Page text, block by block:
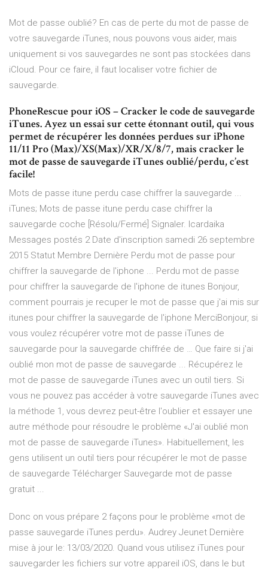
Mot de passe oublié? En cas de perte du mot de passe de
votre sauvegarde iTunes, nous pouvons vous aider, mais
uniquement si vos sauvegardes ne sont pas stockées dans
iCloud. Pour ce faire, il faut localiser votre fichier de
sauvegarde.
PhoneRescue pour iOS – Cracker le code de sauvegarde
iTunes. Ayez un essai sur cette étonnant outil, qui vous
permet de récupérer les données perdues sur iPhone
11/11 Pro (Max)/XS(Max)/XR/X/8/7, mais cracker le
mot de passe de sauvegarde iTunes oublié/perdu, c’est
facile!
Mots de passe itune perdu case chiffrer la sauvegarde ...
iTunes; Mots de passe itune perdu case chiffrer la
sauvegarde coche [Résolu/Fermé] Signaler. Icardaika
Messages postés 2 Date d'inscription samedi 26 septembre
2015 Statut Membre Dernière Perdu mot de passe pour
chiffrer la sauvegarde de l'iphone ... Perdu mot de passe
pour chiffrer la sauvegarde de l'iphone de itunes Bonjour,
comment pourrais je recuper le mot de passe que j'ai mis sur
itunes pour chiffrer la sauvegarde de l'iphone MerciBonjour, si
vous voulez récupérer votre mot de passe iTunes de
sauvegarde pour la sauvegarde chiffrée de … Que faire si j'ai
oublié mon mot de passe de sauvegarde ... Récupérez le
mot de passe de sauvegarde iTunes avec un outil tiers. Si
vous ne pouvez pas accéder à votre sauvegarde iTunes avec
la méthode 1, vous devrez peut-être l'oublier et essayer une
autre méthode pour résoudre le problème «J'ai oublié mon
mot de passe de sauvegarde iTunes». Habituellement, les
gens utilisent un outil tiers pour récupérer le mot de passe
de sauvegarde Télécharger Sauvegarde mot de passe
gratuit ...
Donc on vous prépare 2 façons pour le problème «mot de
passe sauvegarde iTunes perdu». Audrey Jeunet Dernière
mise à jour le: 13/03/2020. Quand vous utilisez iTunes pour
sauvegarder les fichiers sur votre appareil iOS, dans le but